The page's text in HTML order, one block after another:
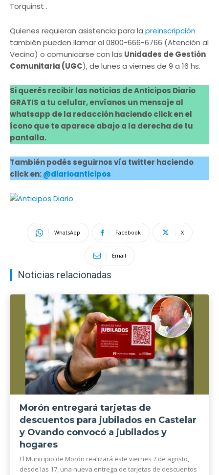
Torquinst .
Quienes requieran asistencia para la preinscripción
también pueden llamar al 0800-666-6766 (Atención al
Vecino) o comunicarse con las Unidades de Gestión
Comunitaria (UGC), de lunes a viernes de 9 a 16 hs.
Si querés recibir las noticias de Anticipos Diario
GRATIS a tu celular, envíanos un mensaje al
whatsapp de la redacción haciendo click en el
ícono que te aparece abajo a la derecha de tu
pantalla.
También podés seguirnos vía twitter haciendo
click en:@diarioanticipos
WhatsApp Facebook X
Email
Noticias relacionadas
Morón entregará tarjetas de
descuentos para jubilados en Castelar
y Ovando convocó a jubilados y
hogares
El Municipio de Morón realizará este viernes 7 de agosto,
desde las 17, una nueva entrega de tarjetas de descuentos